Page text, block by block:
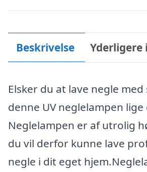
Beskrivelse
Elsker du at lave negle med
denne UV neglelampen lige
Neglelampen er af utrolig
du vil derfor kunne lave
negle i dit eget